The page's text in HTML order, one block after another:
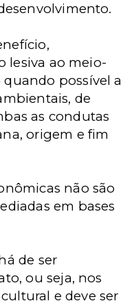
lesiva ao meio-
possível a
de
as condutas
origem e fim
não são
em bases
de ser
ou seja, nos
e deve ser